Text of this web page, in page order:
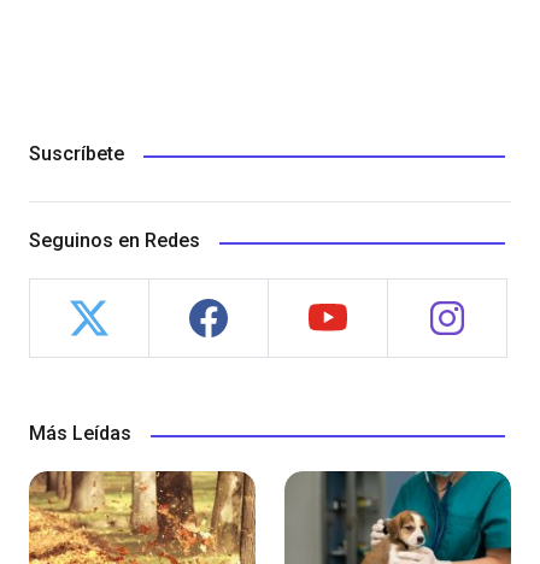
Suscríbete
Seguinos en Redes
Más Leídas